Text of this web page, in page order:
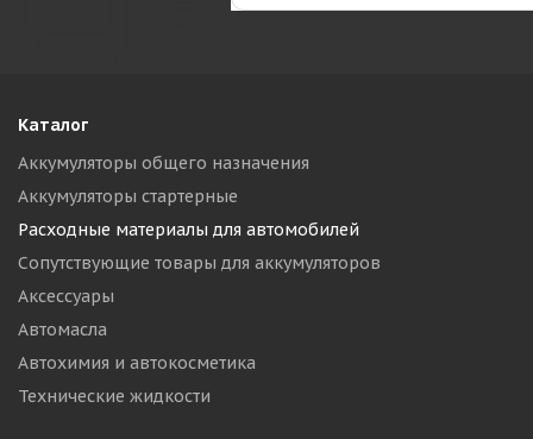
Каталог
Аккумуляторы общего назначения
Аккумуляторы стартерные
Расходные материалы для автомобилей
Сопутствующие товары для аккумуляторов
Аксессуары
Автомасла
Автохимия и автокосметика
Технические жидкости